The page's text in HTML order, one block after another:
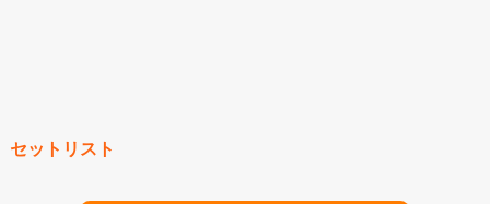
セットリスト